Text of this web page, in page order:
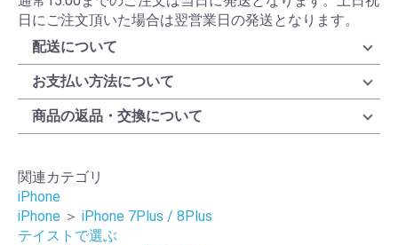
日にご注文頂いた場合は翌営業日の発送となります。
配送について
お支払い方法について
商品の返品・交換について
関連カテゴリ
iPhone
iPhone ＞ iPhone 7Plus / 8Plus
テイストで選ぶ